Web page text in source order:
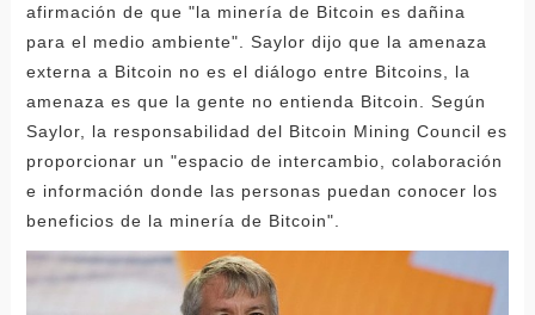
afirmación de que "la minería de Bitcoin es dañina
para el medio ambiente". Saylor dijo que la amenaza
externa a Bitcoin no es el diálogo entre Bitcoins, la
amenaza es que la gente no entienda Bitcoin. Según
Saylor, la responsabilidad del Bitcoin Mining Council es
proporcionar un "espacio de intercambio, colaboración
e información donde las personas puedan conocer los
beneficios de la minería de Bitcoin".